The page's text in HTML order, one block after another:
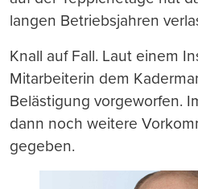
langen Betriebsjahren
Knall auf Fall. Laut einem
Mitarbeiterin dem
Belästigung vorgeworfen.
dann noch weitere
gegeben.